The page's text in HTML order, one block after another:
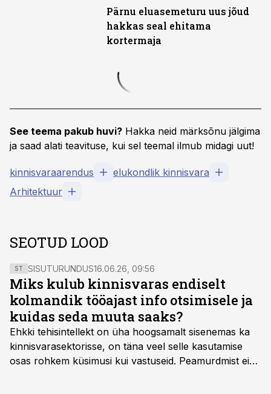
Pärnu eluasemeturu uus jõud
hakkas seal ehitama
kortermaja
See teema pakub huvi? Hakka neid märksõnu jälgima
ja saad alati teavituse, kui sel teemal ilmub midagi uut!
kinnisvaraarendus
elukondlik kinnisvara
Arhitektuur
SEOTUD LOOD
ST SISUTURUNDUS16.06.26, 09:56
Miks kulub kinnisvaras endiselt
kolmandik tööajast info otsimisele ja
kuidas seda muuta saaks?
Ehkki tehisintellekt on üha hoogsamalt sisenemas ka
kinnisvarasektorisse, on täna veel selle kasutamise
osas rohkem küsimusi kui vastuseid. Peamurdmist ei